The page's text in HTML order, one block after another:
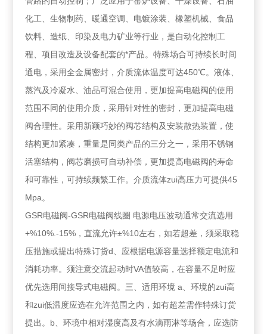
化工、生物制药、暖通空调、电镀涂装、橡塑机械、食品
饮料、造纸、印染及电力矿业等行业，是自动化控制工
程、项目改造及设备配套的*产品。特殊场合可持续长时间
通电，采用全金属密封，介质流体温度可达450℃。液体、
蒸汽及冷凝水、油品可混合使用，更加提高电磁阀的使用
范围不同的使用介质，采用针对性的密封，更加提高电磁
阀合理性。采用新颖巧妙的阀芯结构及安装散热装置，使
结构更加紧凑，重量是同类产品的三分之一，采用不锈钢
活塞结构，阀芯磨损可自动补偿，更加提高电磁阀的寿命
和可靠性，可持续频繁工作。介质流体zui高压力可提供45
Mpa。
GSR电磁阀-GSR电磁阀线圈 电源电压波动通常交流选用
+%10%.-15%，直流允许±%10左右，如若超差，须采取稳
压措施或提出特殊订货d、应根据电源容量选择额定电流和
消耗功率。须注意交流起动时VA值较高，在容量不足时应
优先选用间接导式电磁阀。三、适用环境 a、环境的zui高
和zui低温度应选在允许范围之内，如有超差需作特殊订货
提出。b、环境中相对湿度高及有水滴雨淋等场合，应选防